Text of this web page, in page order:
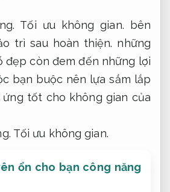
Tối ưu không gian. bên
trì sau hoàn thiện. những
đẹp còn đem đến những lợi
bạn buộc nên lựa sắm lắp
tốt cho không gian của
Tối ưu không gian.
ổn cho bạn công năng